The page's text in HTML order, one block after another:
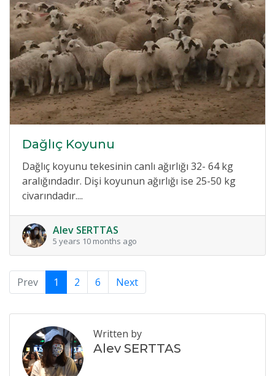
Dağlıç Koyunu
Dağlıç koyunu tekesinin canlı ağırlığı 32- 64 kg
aralığındadır. Dişi koyunun ağırlığı ise 25-50 kg
civarındadır....
Alev SERTTAS
5 years 10 months ago
Prev 1 2 6 Next
Written by
Alev SERTTAS